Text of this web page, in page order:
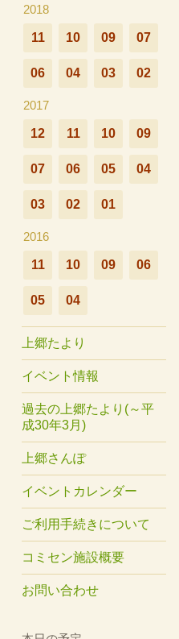
2018
11 10 09 07
06 04 03 02
2017
12 11 10 09
07 06 05 04
03 02 01
2016
11 10 09 06
05 04
上郷たより
イベント情報
過去の上郷たより(～平
成30年3月)
上郷さんぽ
イベントカレンダー
ご利用手続きについて
コミセン施設概要
お問い合わせ